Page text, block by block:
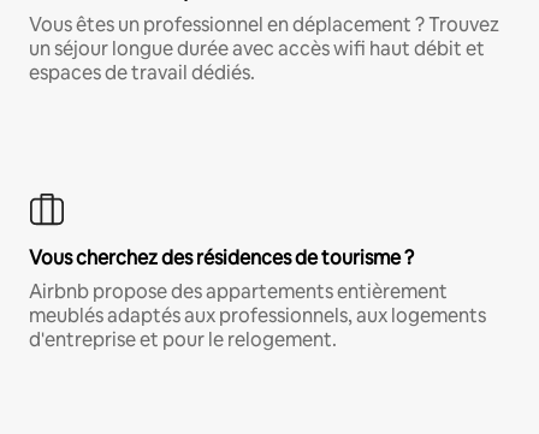
Vous êtes un professionnel en déplacement ? Trouvez
un séjour longue durée avec accès wifi haut débit et
espaces de travail dédiés.
Vous cherchez des résidences de tourisme ?
Airbnb propose des appartements entièrement
meublés adaptés aux professionnels, aux logements
d'entreprise et pour le relogement.